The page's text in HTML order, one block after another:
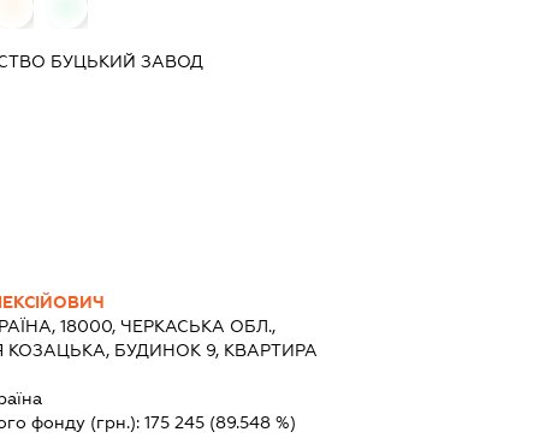
БУЦЬКИЙ ЗАВОД
18000, ЧЕРКАСЬКА ОБЛ.,
КОЗАЦЬКА, БУДИНОК 9, КВАРТИРА
фонду (грн.): 175 245(89.548 %)